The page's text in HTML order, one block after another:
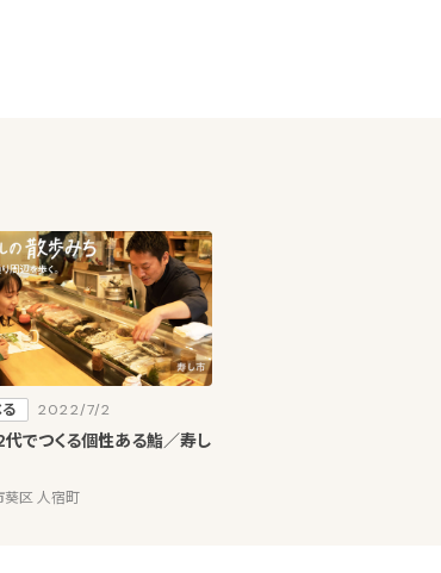
2022/7/2
でつくる個性ある鮨／寿し
葵区 人宿町